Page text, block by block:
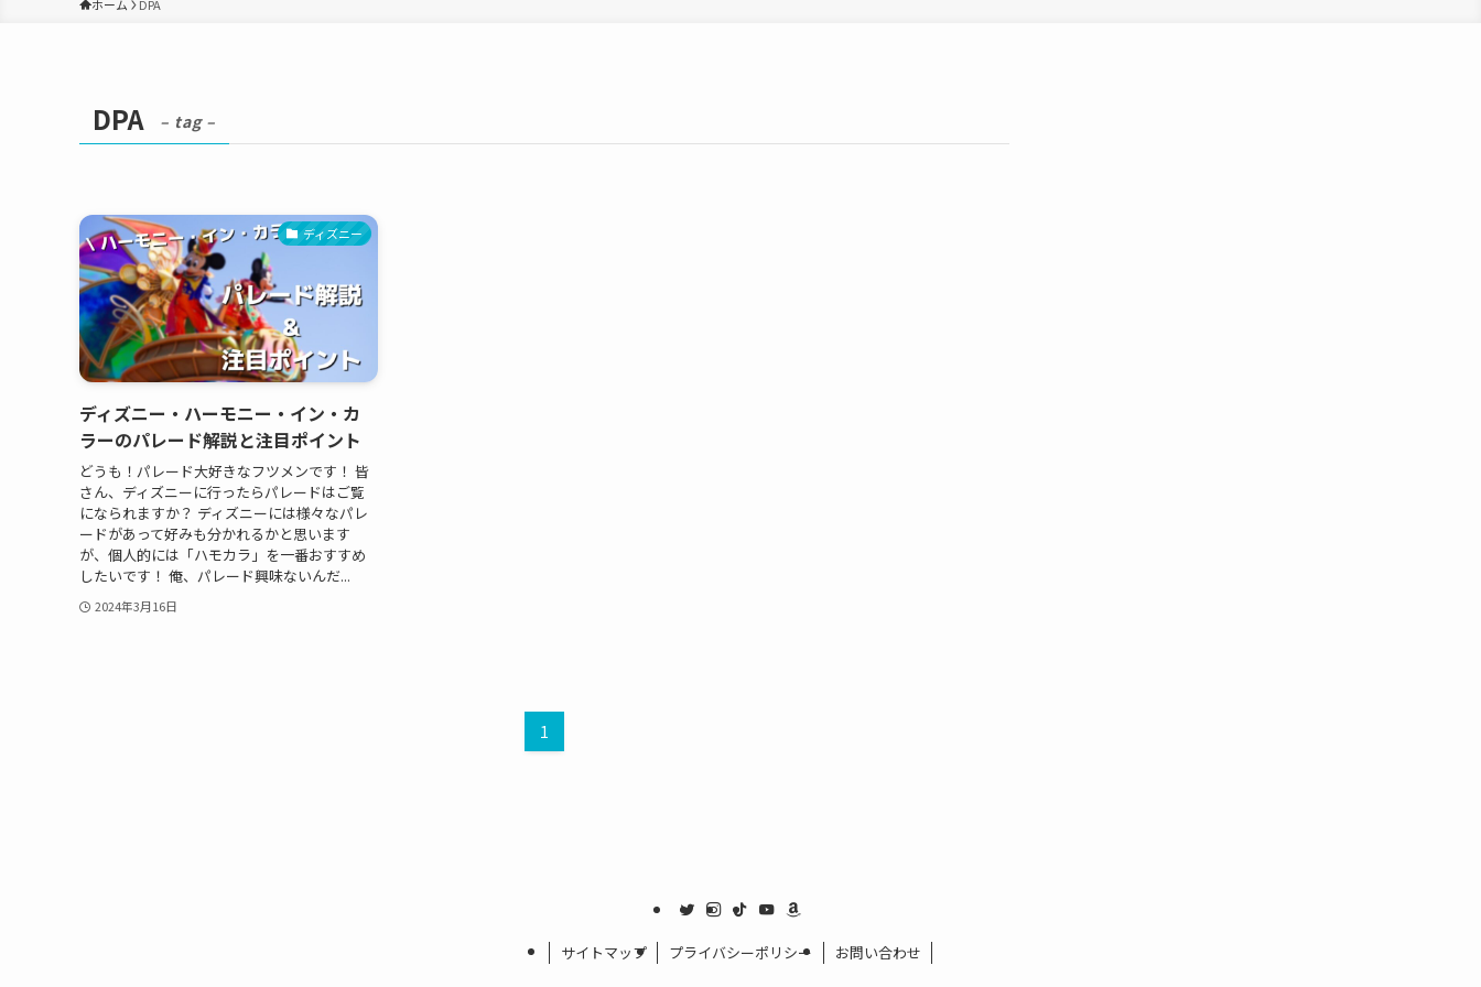
ホーム DPA
DPA – tag –
ディズニー
ディズニー・ハーモニー・イン・カ
ラーのパレード解説と注目ポイント
どうも！パレード大好きなフツメンです！ 皆
さん、ディズニーに行ったらパレードはご覧
になられますか？ ディズニーには様々なパレ
ードがあって好みも分かれるかと思います
が、個人的には「ハモカラ」を一番おすすめ
したいです！ 俺、パレード興味ないんだ...
2024年3月16日
1
サイトマップ プライバシーポリシー お問い合わせ